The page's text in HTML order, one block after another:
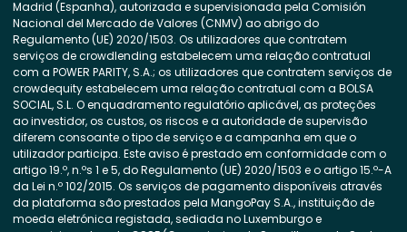
Madrid (Espanha), autorizada e supervisionada pela Comisión
Nacional del Mercado de Valores (CNMV) ao abrigo do
Regulamento (UE) 2020/1503. Os utilizadores que contratem
serviços de crowdlending estabelecem uma relação contratual
com a POWER PARITY, S.A.; os utilizadores que contratem serviços de
crowdequity estabelecem uma relação contratual com a BOLSA
SOCIAL, S.L. O enquadramento regulatório aplicável, as proteções
ao investidor, os custos, os riscos e a autoridade de supervisão
diferem consoante o tipo de serviço e a campanha em que o
utilizador participa. Este aviso é prestado em conformidade com o
artigo 19.º, n.ºs 1 e 5, do Regulamento (UE) 2020/1503 e o artigo 15.º-A
da Lei n.º 102/2015. Os serviços de pagamento disponíveis através
da plataforma são prestados pela MangoPay S.A., instituição de
moeda eletrónica registada, sediada no Luxemburgo e